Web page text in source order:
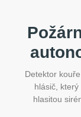
Detektor
hlásič,
hlasitou